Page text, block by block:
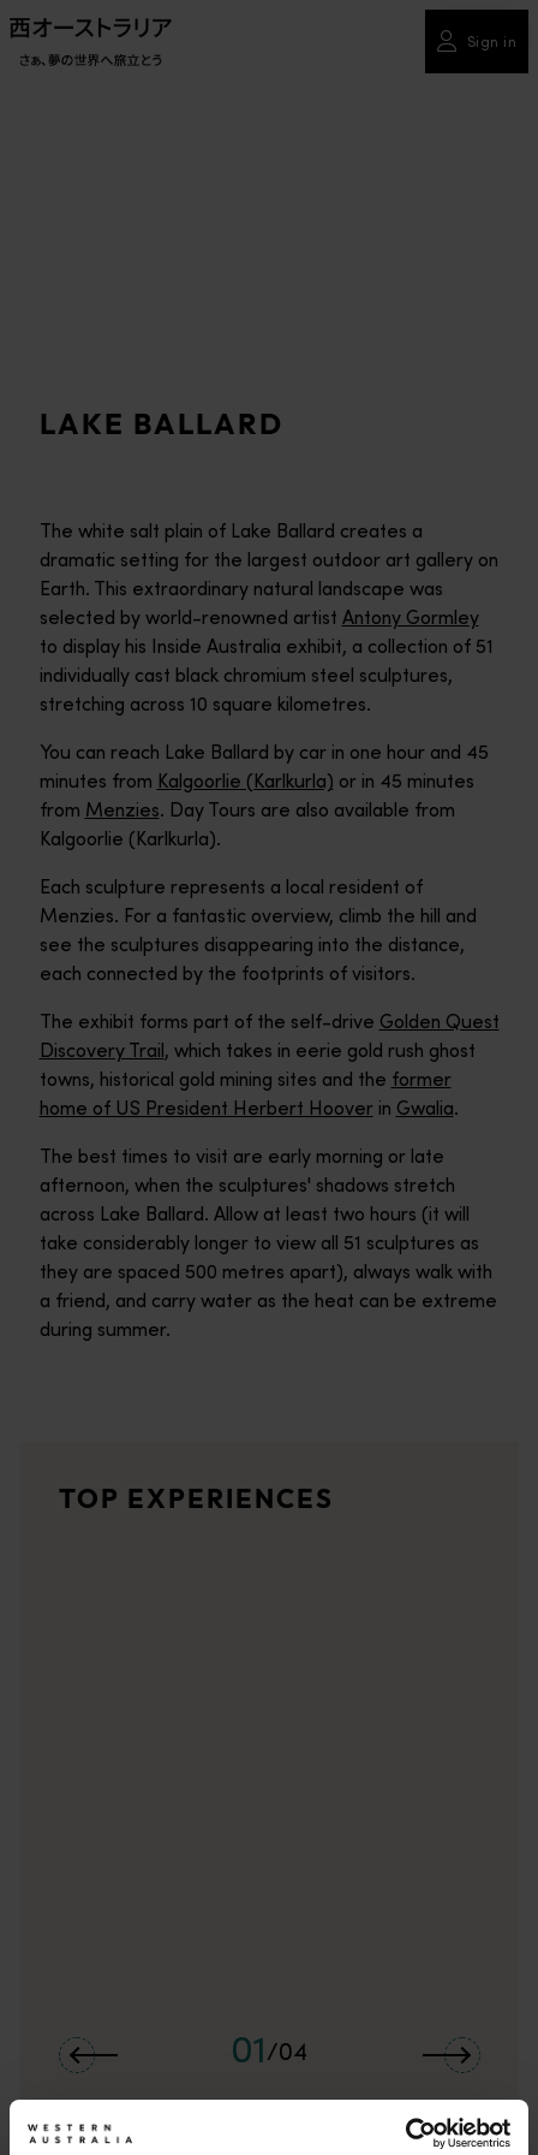
Sign in
LAKE BALLARD
The white salt plain of Lake Ballard creates a
dramatic setting for the largest outdoor art gallery on
Earth. This extraordinary natural landscape was
selected by world-renowned artist Antony Gormley
to display his Inside Australia exhibit, a collection of 51
individually cast black chromium steel sculptures,
stretching across 10 square kilometres.
You can reach Lake Ballard by car in one hour and 45
minutes from Kalgoorlie (Karlkurla) or in 45 minutes
from Menzies. Day Tours are also available from
Kalgoorlie (Karlkurla).
Each sculpture represents a local resident of
Menzies. For a fantastic overview, climb the hill and
see the sculptures disappearing into the distance,
each connected by the footprints of visitors.
The exhibit forms part of the self-drive Golden Quest
Discovery Trail, which takes in eerie gold rush ghost
towns, historical gold mining sites and the former
home of US President Herbert Hoover in Gwalia.
The best times to visit are early morning or late
afternoon, when the sculptures' shadows stretch
across Lake Ballard. Allow at least two hours (it will
take considerably longer to view all 51 sculptures as
they are spaced 500 metres apart), always walk with
a friend, and carry water as the heat can be extreme
during summer.
ゴールデン・アウトバックを巡る魅惑的な旅で、豊かな景観
TOP EXPERIENCES
01/04
インサイド・オーストラリア - アン